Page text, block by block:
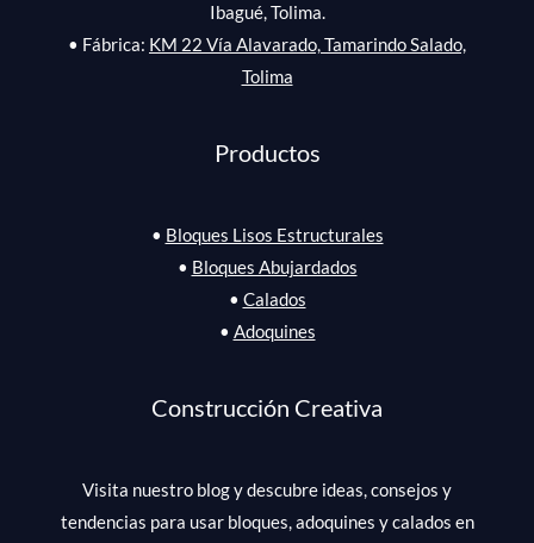
Ibagué, Tolima.
• Fábrica: KM 22 Vía Alavarado, Tamarindo Salado,
Tolima
Productos
• Bloques Lisos Estructurales
• Bloques Abujardados
• Calados
• Adoquines
Construcción Creativa
Visita nuestro blog y descubre ideas, consejos y
tendencias para usar bloques, adoquines y calados en